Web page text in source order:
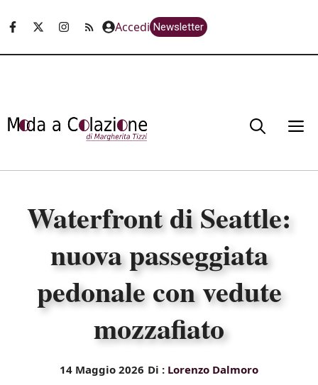
Accedi Newsletter
Waterfront di Seattle:
nuova passeggiata
pedonale con vedute
mozzafiato
14 Maggio 2026 Di : Lorenzo Dalmoro